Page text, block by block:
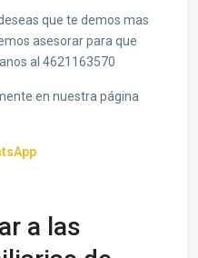
que te demos mas
asesorar para que
al 4621163570
en nuestra página
a las